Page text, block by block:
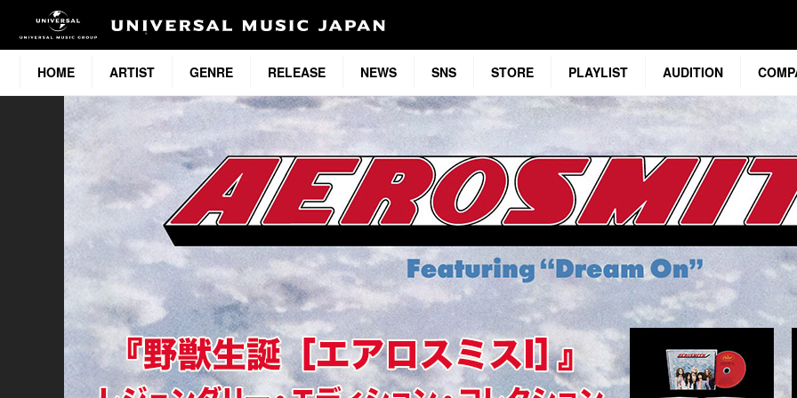
HOME ARTIST GENRE RELEASE NEWS SNS STORE PLAYLIST AUDITION